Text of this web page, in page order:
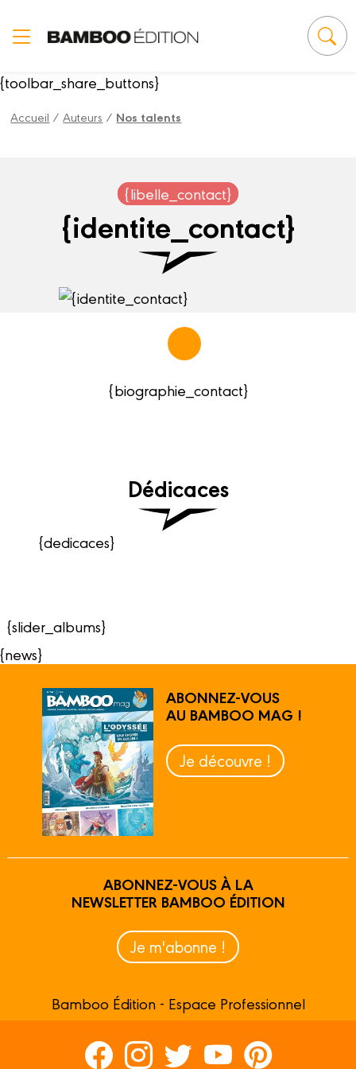
{toolbar_share_buttons}
Accueil /Auteurs / Nos talents
{libelle_contact}
{identite_contact}
{biographie_contact}
Dédicaces
{dedicaces}
{slider_albums}
{news}
ABONNEZ-VOUS
AU BAMBOO MAG !
Je découvre !
ABONNEZ-VOUS À LA
NEWSLETTER BAMBOO ÉDITION
Je m'abonne !
Bamboo Édition - Espace Professionnel